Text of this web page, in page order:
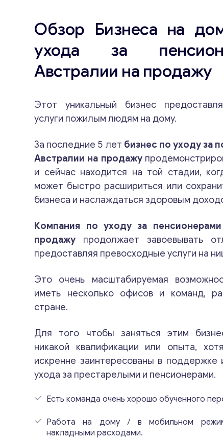
Обзор Бизнеса на
ухода за
Австралии на продажу
Этот уникальный бизнес
услуги пожилым людям на дому.
За последние 5 лет бизнес по уходу за
Австралии на продажу
и сейчас находится на той стадии,
может быстро расшириться или
бизнеса и наслаждаться здоровым
Компания по уходу за
продажу продолжает завоевывать
предоставляя превосходные услуги на
Это очень масштабируемая
иметь несколько офисов и команд,
стране.
Для того чтобы заняться этим
никакой квалификации или опыта,
искренне заинтересованы в поддержке
ухода за престарелыми и пенсионерами.
Есть команда очень хорошо обученного
Работа на дому / в мобильном
накладными расходами.